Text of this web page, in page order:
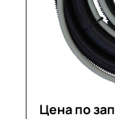
Цена по